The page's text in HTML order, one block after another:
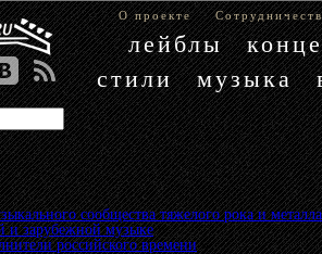
О проекте
лейблы
стили
музыка
сообщества тяжелого рока и металла
и зарубежной музыке»
российского времени»